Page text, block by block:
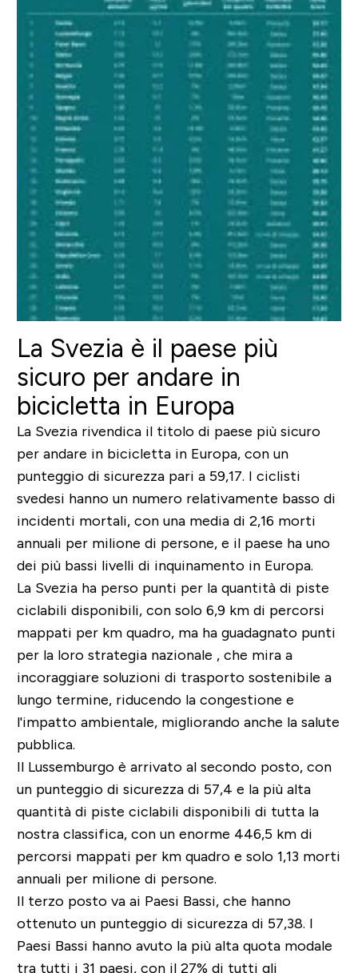
La Svezia è il paese più
sicuro per andare in
bicicletta in Europa
La Svezia rivendica il titolo di paese più sicuro
per andare in bicicletta in Europa, con un
punteggio di sicurezza pari a 59,17. I ciclisti
svedesi hanno un numero relativamente basso di
incidenti mortali, con una media di 2,16 morti
annuali per milione di persone, e il paese ha uno
dei più bassi livelli di inquinamento in Europa.
La Svezia ha perso punti per la quantità di piste
ciclabili disponibili, con solo 6,9 km di percorsi
mappati per km quadro, ma ha guadagnato punti
per la loro strategia nazionale , che mira a
incoraggiare soluzioni di trasporto sostenibile a
lungo termine, riducendo la congestione e
l'impatto ambientale, migliorando anche la salute
pubblica.
Il Lussemburgo è arrivato al secondo posto, con
un punteggio di sicurezza di 57,4 e la più alta
quantità di piste ciclabili disponibili di tutta la
nostra classifica, con un enorme 446,5 km di
percorsi mappati per km quadro e solo 1,13 morti
annuali per milione di persone.
Il terzo posto va ai Paesi Bassi, che hanno
ottenuto un punteggio di sicurezza di 57,38. I
Paesi Bassi hanno avuto la più alta quota modale
tra tutti i 31 paesi, con il 27% di tutti gli